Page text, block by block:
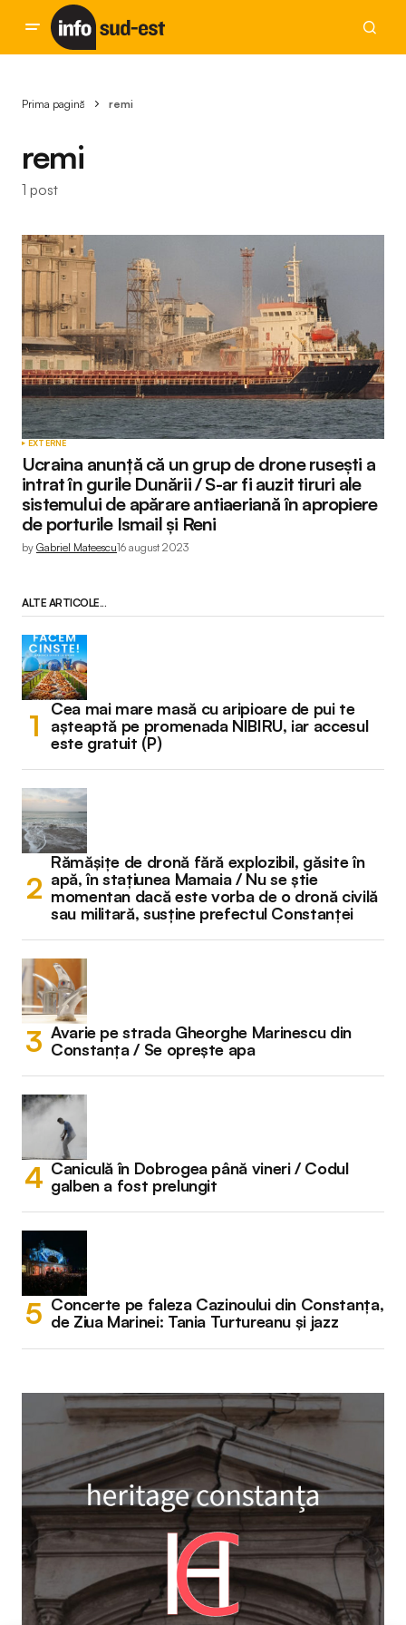
Prima pagină remi
remi
1 post
EXTERNE
Ucraina anunță că un grup de drone ruseşti a
intrat în gurile Dunării / S-ar fi auzit tiruri ale
sistemului de apărare antiaeriană în apropiere
de porturile Ismail și Reni
by Gabriel Mateescu16 august 2023
ALTE ARTICOLE...
Cea mai mare masă cu aripioare de pui te
așteaptă pe promenada NIBIRU, iar accesul
este gratuit (P)
Rămășițe de dronă fără explozibil, găsite în
apă, în stațiunea Mamaia / Nu se știe
momentan dacă este vorba de o dronă civilă
sau militară, susține prefectul Constanței
Avarie pe strada Gheorghe Marinescu din
Constanța / Se oprește apa
Caniculă în Dobrogea până vineri / Codul
galben a fost prelungit
Concerte pe faleza Cazinoului din Constanța,
de Ziua Marinei: Tania Turtureanu și jazz